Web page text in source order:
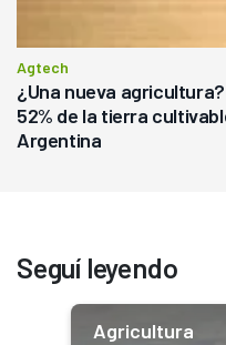
Agtech
¿Una nueva
52% de la tierra
Argentina
Seguí leyendo
Agricultura